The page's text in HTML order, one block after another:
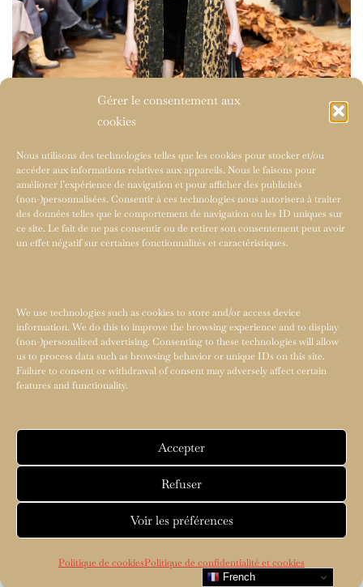
Gérer le consentement aux
cookies
Nous utilisons des technologies telles que les cookies pour stocker et/ou
accéder aux informations relatives aux appareils. Nous le faisons pour
améliorer l’expérience de navigation et pour afficher des publicités
(non-)personnalisées. Consentir à ces technologies nous autorisera à traiter
des données telles que le comportement de navigation ou les ID uniques sur
ce site. Le fait de ne pas consentir ou de retirer son consentement peut avoir
un effet négatif sur certaines fonctionnalités et caractéristiques.
We use technologies such as cookies to store and/or access device
information. We do this to improve the browsing experience and to display
(non-)personalized advertising. Consenting to these technologies will allow
us to process data such as browsing behavior or unique IDs on this site.
Failure to consent or withdrawal of consent may adversely affect certain
features and functionality.
Accepter
Refuser
Voir les préférences
Politique de cookiesPolitique de confidentialité et cookies
French